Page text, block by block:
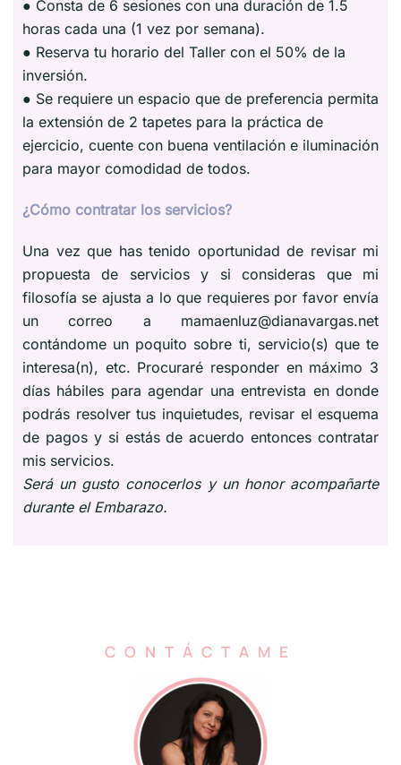
● Consta de 6 sesiones con una duración de 1.5
horas cada una (1 vez por semana).
● Reserva tu horario del Taller con el 50% de la
inversión.
● Se requiere un espacio que de preferencia permita
la extensión de 2 tapetes para la práctica de
ejercicio, cuente con buena ventilación e iluminación
para mayor comodidad de todos.
¿Cómo contratar los servicios?
Una vez que has tenido oportunidad de revisar mi
propuesta de servicios y si consideras que mi
filosofía se ajusta a lo que requieres por favor envía
un correo a mamaenluz@dianavargas.net
contándome un poquito sobre ti, servicio(s) que te
interesa(n), etc. Procuraré responder en máximo 3
días hábiles para agendar una entrevista en donde
podrás resolver tus inquietudes, revisar el esquema
de pagos y si estás de acuerdo entonces contratar
mis servicios.
Será un gusto conocerlos y un honor acompañarte
durante el Embarazo.
CONTÁCTAME